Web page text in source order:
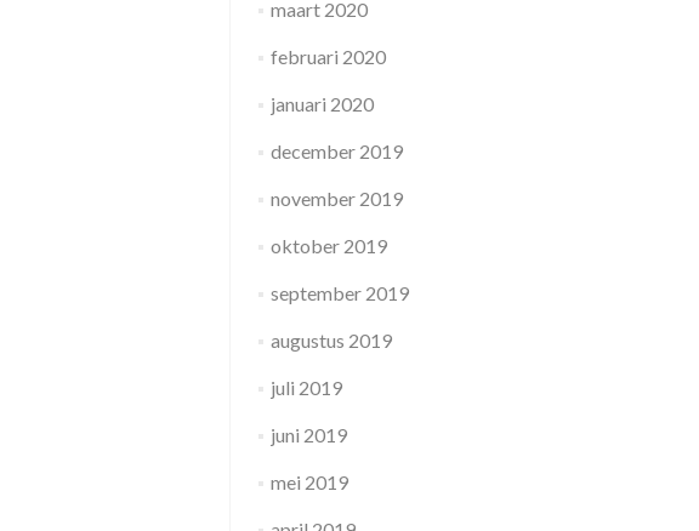
maart 2020
februari 2020
januari 2020
december 2019
november 2019
oktober 2019
september 2019
augustus 2019
juli 2019
juni 2019
mei 2019